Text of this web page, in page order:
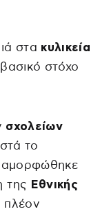
στα κυλικεία
στόχο
σχολείων
το
της Εθνικής
πλέον